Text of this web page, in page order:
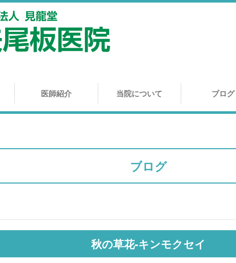
医師紹介 当院について ブログ
ブログ
秋の草花-キンモクセイ